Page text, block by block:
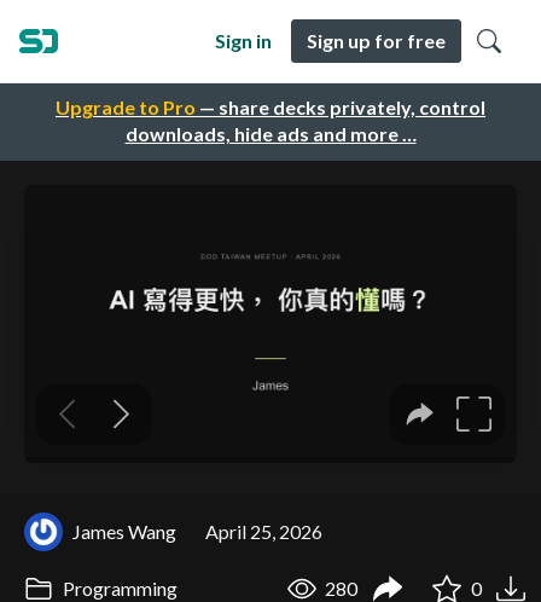
Upgrade to Pro — share decks privately, control
downloads, hide ads and more …
Sign in Sign up for free
James Wang April 25, 2026
Programming 280 0